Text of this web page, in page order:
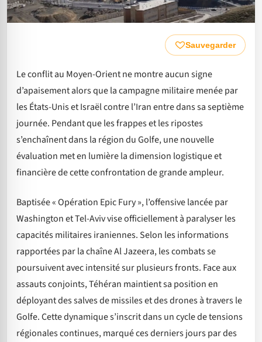
Sauvegarder
Le conflit au Moyen-Orient ne montre aucun signe
d’apaisement alors que la campagne militaire menée par
les États-Unis et Israël contre l’Iran entre dans sa septième
journée. Pendant que les frappes et les ripostes
s’enchaînent dans la région du Golfe, une nouvelle
évaluation met en lumière la dimension logistique et
financière de cette confrontation de grande ampleur.
Baptisée « Opération Epic Fury », l’offensive lancée par
Washington et Tel-Aviv vise officiellement à paralyser les
capacités militaires iraniennes. Selon les informations
rapportées par la chaîne Al Jazeera, les combats se
poursuivent avec intensité sur plusieurs fronts. Face aux
assauts conjoints, Téhéran maintient sa position en
déployant des salves de missiles et des drones à travers le
Golfe. Cette dynamique s’inscrit dans un cycle de tensions
régionales continues, marqué ces derniers jours par des